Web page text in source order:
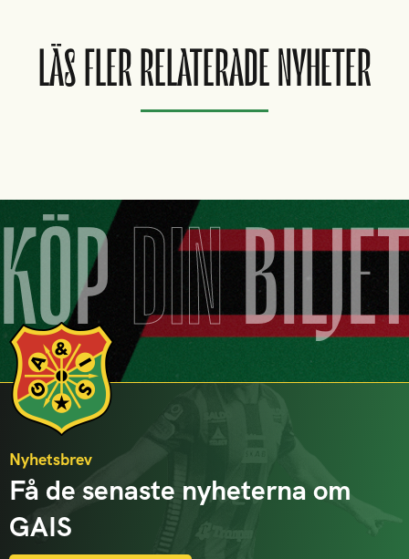
LÄS FLER RELATERADE NYHETER
KÖPDIN
Nyhetsbrev
Få de senaste nyheterna om
GAIS